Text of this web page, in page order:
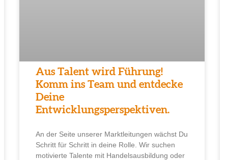
Aus Talent wird Führung!
Komm ins Team und entdecke
Deine
Entwicklungsperspektiven.
An der Seite unserer Marktleitungen wächst Du
Schritt für Schritt in deine Rolle. Wir suchen
motivierte Talente mit Handelsausbildung oder